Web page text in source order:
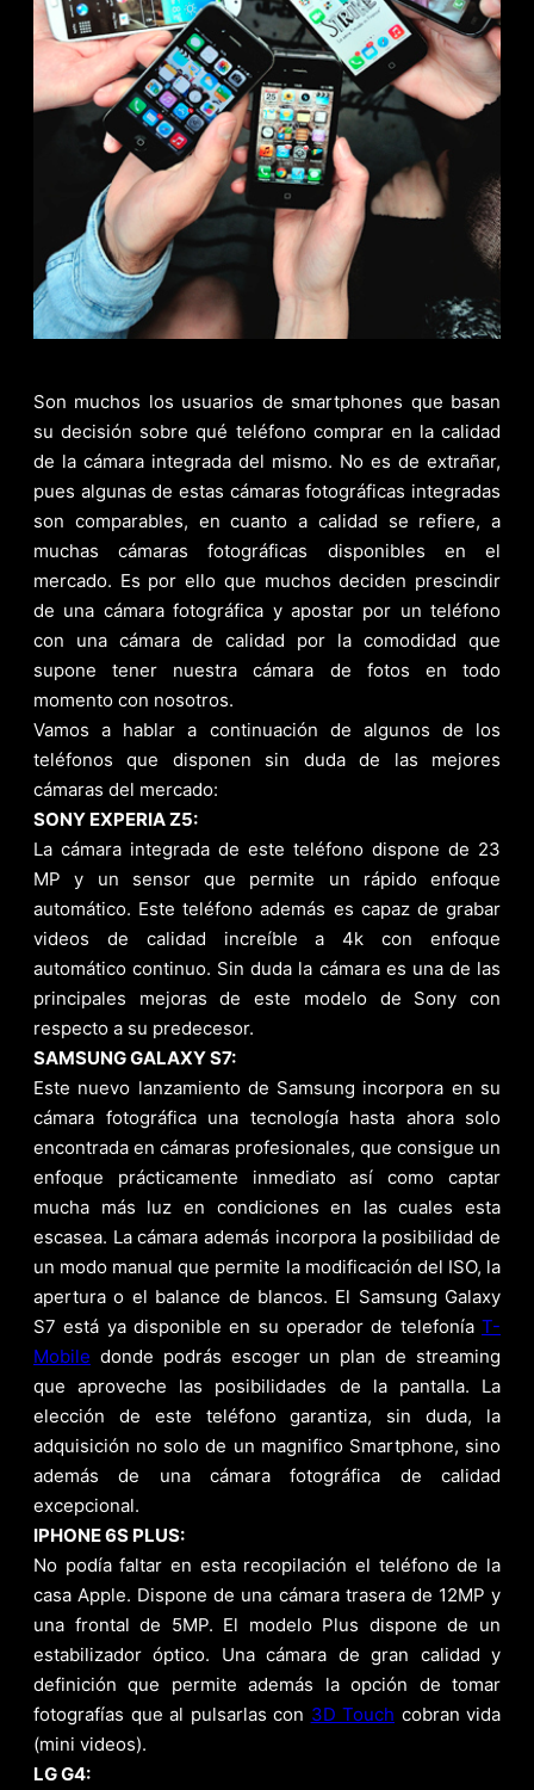
Son muchos los usuarios de smartphones que basan
su decisión sobre qué teléfono comprar en la calidad
de la cámara integrada del mismo. No es de extrañar,
pues algunas de estas cámaras fotográficas integradas
son comparables, en cuanto a calidad se refiere, a
muchas cámaras fotográficas disponibles en el
mercado. Es por ello que muchos deciden prescindir
de una cámara fotográfica y apostar por un teléfono
con una cámara de calidad por la comodidad que
supone tener nuestra cámara de fotos en todo
momento con nosotros.
Vamos a hablar a continuación de algunos de los
teléfonos que disponen sin duda de las mejores
cámaras del mercado:
SONY EXPERIA Z5:
La cámara integrada de este teléfono dispone de 23
MP y un sensor que permite un rápido enfoque
automático. Este teléfono además es capaz de grabar
videos de calidad increíble a 4k con enfoque
automático continuo. Sin duda la cámara es una de las
principales mejoras de este modelo de Sony con
respecto a su predecesor.
SAMSUNG GALAXY S7:
Este nuevo lanzamiento de Samsung incorpora en su
cámara fotográfica una tecnología hasta ahora solo
encontrada en cámaras profesionales, que consigue un
enfoque prácticamente inmediato así como captar
mucha más luz en condiciones en las cuales esta
escasea. La cámara además incorpora la posibilidad de
un modo manual que permite la modificación del ISO, la
apertura o el balance de blancos. El Samsung Galaxy
S7 está ya disponible en su operador de telefonía T-
Mobile donde podrás escoger un plan de streaming
que aproveche las posibilidades de la pantalla. La
elección de este teléfono garantiza, sin duda, la
adquisición no solo de un magnifico Smartphone, sino
además de una cámara fotográfica de calidad
excepcional.
IPHONE 6S PLUS:
No podía faltar en esta recopilación el teléfono de la
casa Apple. Dispone de una cámara trasera de 12MP y
una frontal de 5MP. El modelo Plus dispone de un
estabilizador óptico. Una cámara de gran calidad y
definición que permite además la opción de tomar
fotografías que al pulsarlas con 3D Touch cobran vida
(mini videos).
LG G4: